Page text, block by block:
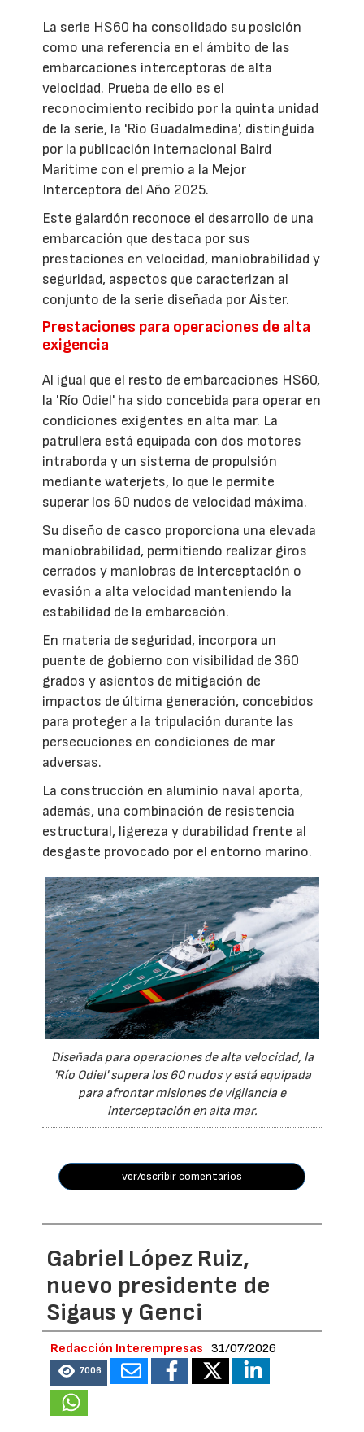
La serie HS60 ha consolidado su posición
como una referencia en el ámbito de las
embarcaciones interceptoras de alta
velocidad. Prueba de ello es el
reconocimiento recibido por la quinta unidad
de la serie, la 'Río Guadalmedina', distinguida
por la publicación internacional Baird
Maritime con el premio a la Mejor
Interceptora del Año 2025.
Este galardón reconoce el desarrollo de una
embarcación que destaca por sus
prestaciones en velocidad, maniobrabilidad y
seguridad, aspectos que caracterizan al
conjunto de la serie diseñada por Aister.
Prestaciones para operaciones de alta
exigencia
Al igual que el resto de embarcaciones HS60,
la 'Río Odiel' ha sido concebida para operar en
condiciones exigentes en alta mar. La
patrullera está equipada con dos motores
intraborda y un sistema de propulsión
mediante waterjets, lo que le permite
superar los 60 nudos de velocidad máxima.
Su diseño de casco proporciona una elevada
maniobrabilidad, permitiendo realizar giros
cerrados y maniobras de interceptación o
evasión a alta velocidad manteniendo la
estabilidad de la embarcación.
En materia de seguridad, incorpora un
puente de gobierno con visibilidad de 360
grados y asientos de mitigación de
impactos de última generación, concebidos
para proteger a la tripulación durante las
persecuciones en condiciones de mar
adversas.
La construcción en aluminio naval aporta,
además, una combinación de resistencia
estructural, ligereza y durabilidad frente al
desgaste provocado por el entorno marino.
Diseñada para operaciones de alta velocidad, la
'Río Odiel' supera los 60 nudos y está equipada
para afrontar misiones de vigilancia e
interceptación en alta mar.
ver/escribir comentarios
Gabriel López Ruiz,
nuevo presidente de
Sigaus y Genci
Redacción Interempresas 31/07/2026
7006